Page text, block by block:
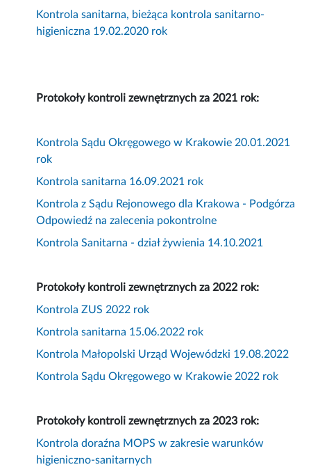
Kontrola sanitarna, bieżąca kontrola sanitarno-
higieniczna 19.02.2020 rok
Protokoły kontroli zewnętrznych za 2021 rok:
Kontrola Sądu Okręgowego w Krakowie 20.01.2021
rok
Kontrola sanitarna 16.09.2021 rok
Kontrola z Sądu Rejonowego dla Krakowa - Podgórza
Odpowiedź na zalecenia pokontrolne
Kontrola Sanitarna - dział żywienia 14.10.2021
Protokoły kontroli zewnętrznych za 2022 rok:
Kontrola ZUS 2022 rok
Kontrola sanitarna 15.06.2022 rok
Kontrola Małopolski Urząd Wojewódzki 19.08.2022
Kontrola Sądu Okręgowego w Krakowie 2022 rok
Protokoły kontroli zewnętrznych za 2023 rok:
Kontrola doraźna MOPS w zakresie warunków
higieniczno-sanitarnych